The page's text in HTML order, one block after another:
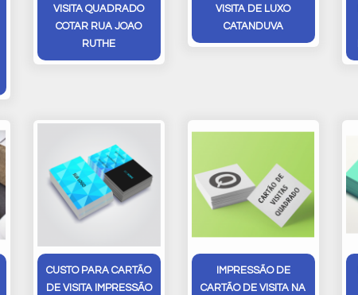
VISITA QUADRADO
COTAR RUA JOAO
RUTHE
VISITA DE LUXO
CATANDUVA
CUSTO PARA CARTÃO
DE VISITA IMPRESSÃO
IMPRESSÃO DE
CARTÃO DE VISITA NA